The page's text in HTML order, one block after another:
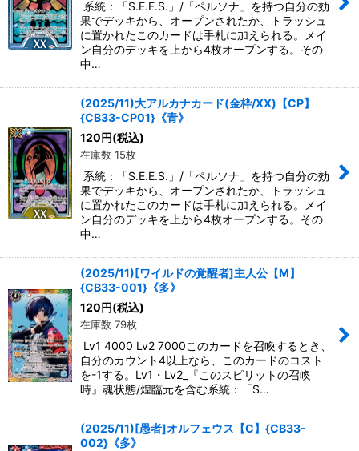
系統：「S.E.E.S.」/「ペルソナ」を持つ自分の効
果でデッキから、オープンされたか、トラッシュ
に置かれたこのカードは手札に加えられる。メイ
ン自分のデッキを上から4枚オープンする。その
中…
(2025/11)大アルカナカード(金枠/XX)【CP】
{CB33-CP01}《青》
120 円(税込)
在庫数 15枚
系統：「S.E.E.S.」/「ペルソナ」を持つ自分の効
果でデッキから、オープンされたか、トラッシュ
に置かれたこのカードは手札に加えられる。メイ
ン自分のデッキを上から4枚オープンする。その
中…
(2025/11)[ワイルドの覚醒者]主人公【M】
{CB33-001}《多》
120 円(税込)
在庫数 79枚
Lv1 4000 Lv2 7000このカードを召喚するとき、
自分のカウント4以上なら、このカードのコスト
を-1する。Lv1・Lv2_『このスピリットの召喚
時』魂状態/煌臨元を含む系統：「S…
(2025/11)[愚者]オルフェウス【C】{CB33-
002}《多》